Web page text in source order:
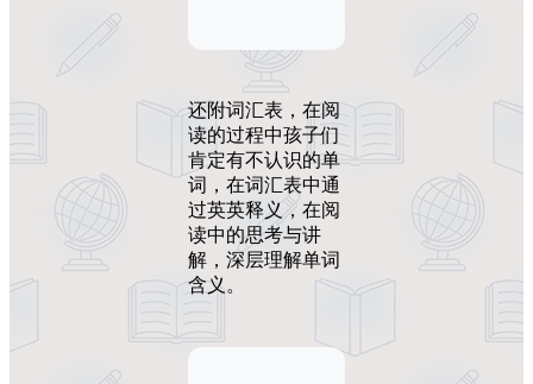
还附词汇表，在阅
读的过程中孩子们
肯定有不认识的单
词，在词汇表中通
过英英释义，在阅
读中的思考与讲
解，深层理解单词
含义。